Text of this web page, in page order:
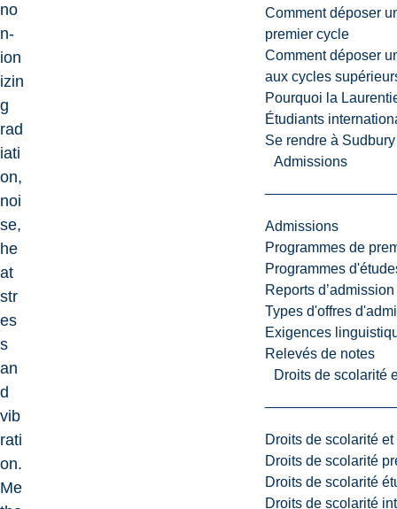
Comment déposer
premier cycle
Comment déposer
aux cycles
Pourquoi la
Étudiants
Se rendre à Sudbury
Admissions
Admissions
Programmes de
Programmes
Reports d’admission
Types d'offres
Exigences
Relevés de notes
Droits de scolarité
Droits de scolarité
Droits de scolarité
Droits de scolarité
Droits de scolarité
no
n-
ion
izin
g
rad
iati
on,
noi
se,
he
at
str
es
s
an
d
vib
rati
on.
Me